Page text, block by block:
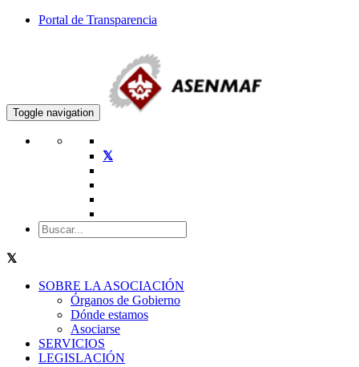
Portal de Transparencia
Toggle navigation
SOBRE LA ASOCIACIÓN
Órganos de Gobierno
Dónde estamos
Asociarse
SERVICIOS
LEGISLACIÓN